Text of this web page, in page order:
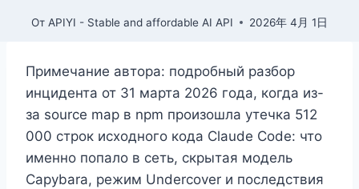
От APIYI - Stable and affordable AI API 2026年 4月 1日
Примечание автора: подробный разбор
инцидента от 31 марта 2026 года, когда из-
за source map в npm произошла утечка 512
000 строк исходного кода Claude Code: что
именно попало в сеть, скрытая модель
Capybara, режим Undercover и последствия